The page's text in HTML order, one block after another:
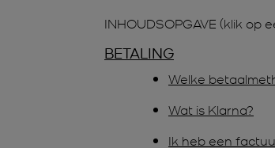
INHOUDSOPGAVE (klik
BETALING
Welke
Wat is Klarna?
Ik heb een